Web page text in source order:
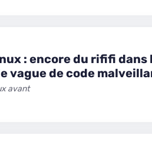
: encore du rififi dans
vague de code
avant